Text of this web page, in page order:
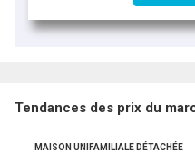
Tendances des prix du
MAISON UNIFAMILIALE DÉTACHÉE